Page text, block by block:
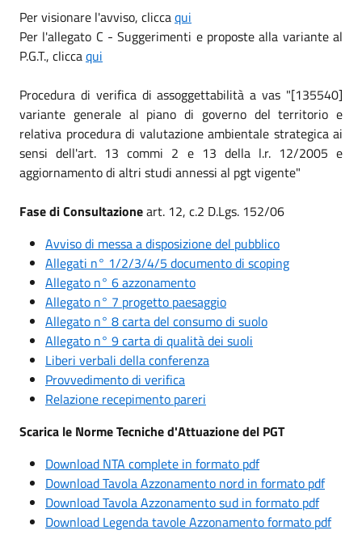
Per visionare l'avviso, cliccaqui
Per l'allegato C - Suggerimenti e proposte alla variante al
P.G.T., cliccaqui
Procedura di verifica di assoggettabilità a vas "[135540]
variante generale al piano di governo del territorio e
relativa procedura di valutazione ambientale strategica ai
sensi dell'art. 13 commi 2 e 13 della l.r. 12/2005 e
aggiornamento di altri studi annessi al pgt vigente"
Fase di Consultazioneart. 12, c.2 D.Lgs. 152/06
Avviso di messa a disposizione del pubblico
Allegati n° 1/2/3/4/5 documento di scoping
Allegato n° 6 azzonamento
Allegato n° 7 progetto paesaggio
Allegato n° 8 carta del consumo di suolo
Allegato n° 9 carta di qualità dei suoli
Liberi verbali della conferenza
Provvedimento di verifica
Relazione recepimento pareri
Scarica le Norme Tecniche d'Attuazione del PGT
Download NTA complete in formato pdf
Download Tavola Azzonamento nord in formato pdf
Download Tavola Azzonamento sud in formato pdf
Download Legenda tavole Azzonamento formato pdf